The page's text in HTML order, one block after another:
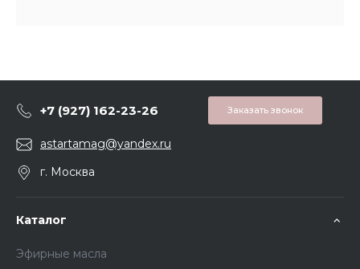
+7 (927) 162-23-26 Заказать звонок
astartamag@yandex.ru
г. Москва
Каталог
Эфирные масла